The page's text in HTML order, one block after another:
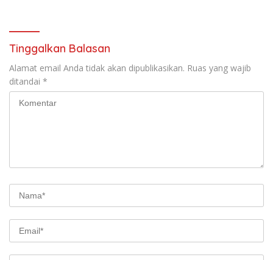
Tinggalkan Balasan
Alamat email Anda tidak akan dipublikasikan. Ruas yang wajib
ditandai *